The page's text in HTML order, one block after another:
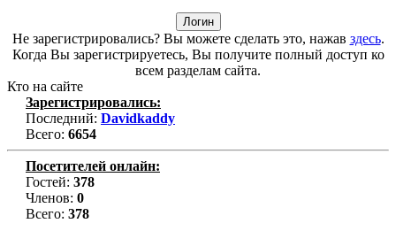
Не зарегистрировались? Вы можете сделать это, нажав здесь.
Когда Вы зарегистрируетесь, Вы получите полный доступ ко
всем разделам сайта.
Кто на сайте
Зарегистрировались:
Последний: Davidkaddy
Всего: 6654
Посетителей онлайн:
Гостей: 378
Членов: 0
Всего: 378